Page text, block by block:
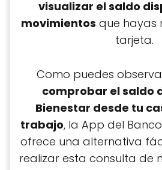
visualizar el saldo
movimientos que hayas
tarjeta.
Como puedes
comprobar el saldo
Bienestar desde tu
trabajo, la App del
ofrece una alternativa
realizar esta consulta de